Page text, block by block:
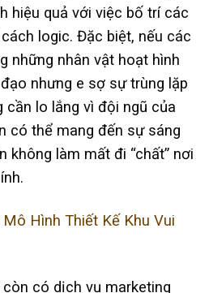
hiệu quả với việc bố trí các
logic. Đặc biệt, nếu các
những nhân vật hoạt hình
nhưng e sợ sự trùng lặp
cần lo lắng vì đội ngũ của
có thể mang đến sự sáng
không làm mất đi “chất” nơi
Mô Hình Thiết Kế Khu Vui
có dịch vụ marketing